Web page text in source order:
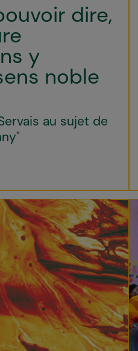
dire,
y
noble
au sujet de